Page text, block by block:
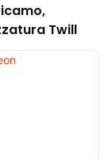
Twill